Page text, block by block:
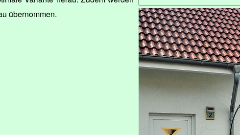
übernommen.